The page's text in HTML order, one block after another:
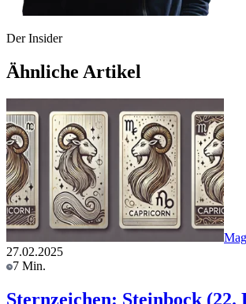
Der Insider
Ähnliche Artikel
27.02.2025
7 Min.
Sternzeichen: Steinbock (22.